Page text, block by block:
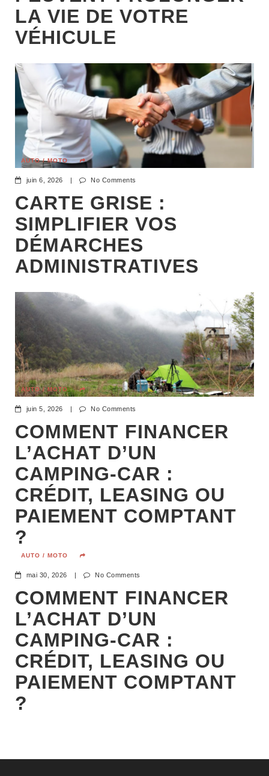
LA VIE DE VOTRE
VÉHICULE
AUTO / MOTO
juin 6, 2026 | No Comments
CARTE GRISE :
SIMPLIFIER VOS
DÉMARCHES
ADMINISTRATIVES
AUTO / MOTO
juin 5, 2026 | No Comments
COMMENT FINANCER
L’ACHAT D’UN
CAMPING-CAR :
CRÉDIT, LEASING OU
PAIEMENT COMPTANT
?
AUTO / MOTO
mai 30, 2026 | No Comments
COMMENT FINANCER
L’ACHAT D’UN
CAMPING-CAR :
CRÉDIT, LEASING OU
PAIEMENT COMPTANT
?